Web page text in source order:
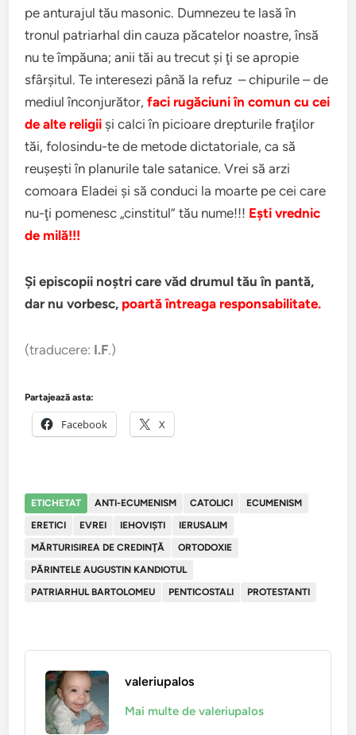
pe anturajul tău masonic. Dumnezeu te lasă în
tronul patriarhal din cauza păcatelor noastre, însă
nu te împăuna; anii tăi au trecut şi ţi se apropie
sfârşitul. Te interesezi până la refuz – chipurile – de
mediul înconjurător,faci rugăciuni în comun cu cei
de alte religii şi calci în picioare drepturile fraţilor
tăi, folosindu-te de metode dictatoriale, ca să
reuşeşti în planurile tale satanice. Vrei să arzi
comoara Eladei şi să conduci la moarte pe cei care
nu-ţi pomenesc „cinstitul” tău nume!!! Eşti vrednic
de milă!!!
Şi episcopii noştri care văd drumul tău în pantă,
dar nu vorbesc, poartă întreaga responsabilitate.
(traducere: I.F.)
Partajează asta:
Facebook X
ETICHETAT ANTI-ECUMENISM CATOLICI
ECUMENISM
ERETICI
EVREI IEHOVIŞTI
IERUSALIM
MĂRTURISIREA DE CREDINŢĂ
ORTODOXIE
PĂRINTELE AUGUSTIN KANDIOTUL
PATRIARHUL BARTOLOMEU
PENTICOSTALI PROTESTANTI
valeriupalos
Mai multe de valeriupalos